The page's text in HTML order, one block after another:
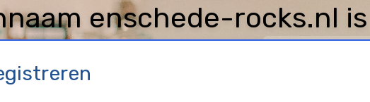
enschede-rocks.nl is
en geparkeerd bij